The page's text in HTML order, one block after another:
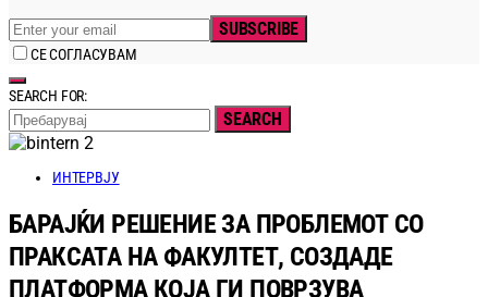
SUBSCRIBE
СЕ СОГЛАСУВАМ
SEARCH FOR:
SEARCH
ИНТЕРВЈУ
БАРАЈЌИ РЕШЕНИЕ ЗА ПРОБЛЕМОТ СО
ПРАКСАТА НА ФАКУЛТЕТ, СОЗДАДЕ
ПЛАТФОРМА КОЈА ГИ ПОВРЗУВА